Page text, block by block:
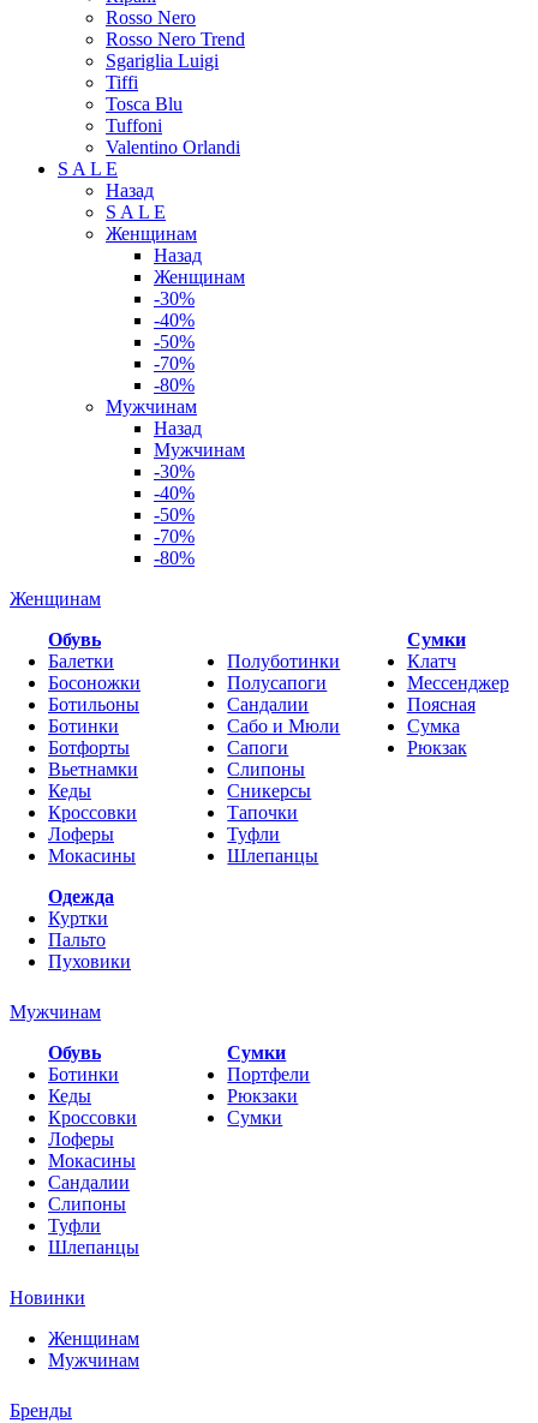
Rosso Nero
Rosso Nero Trend
Sgariglia Luigi
Tiffi
Tosca Blu
Tuffoni
Valentino Orlandi
S A L E
Назад
S A L E
Женщинам
Назад
Женщинам
-30%
-40%
-50%
-70%
-80%
Мужчинам
Назад
Мужчинам
-30%
-40%
-50%
-70%
-80%
Женщинам
Обувь
Балетки
Босоножки
Ботильоны
Ботинки
Ботфорты
Вьетнамки
Кеды
Кроссовки
Лоферы
Мокасины
Полуботинки
Полусапоги
Сандалии
Сабо и Мюли
Сапоги
Слипоны
Сникерсы
Тапочки
Туфли
Шлепанцы
Cумки
Клатч
Мессенджер
Поясная
Сумка
Рюкзак
Одежда
Куртки
Пальто
Пуховики
Мужчинам
Обувь
Ботинки
Кеды
Кроссовки
Лоферы
Мокасины
Сандалии
Слипоны
Туфли
Шлепанцы
Сумки
Портфели
Рюкзаки
Сумки
Новинки
Женщинам
Мужчинам
Бренды